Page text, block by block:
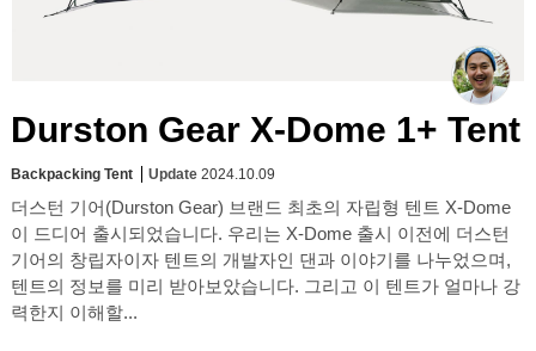
Durston Gear X-Dome 1+ Tent
Backpacking Tent Update 2024.10.09
더스턴 기어(Durston Gear) 브랜드 최초의 자립형 텐트 X-Dome
이 드디어 출시되었습니다. 우리는 X-Dome 출시 이전에 더스턴
기어의 창립자이자 텐트의 개발자인 댄과 이야기를 나누었으며,
텐트의 정보를 미리 받아보았습니다. 그리고 이 텐트가 얼마나 강
력한지 이해할...